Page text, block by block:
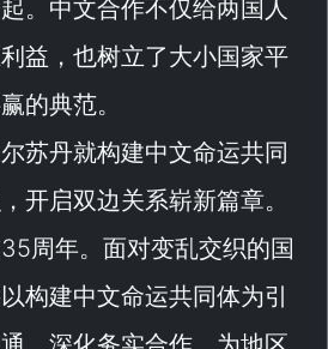
。中文合作不仅给两国人
益，也树立了大小国家平
的典范。
苏丹就构建中文命运共同
开启双边关系崭新篇章。
周年。面对变乱交织的国
构建中文命运共同体为引